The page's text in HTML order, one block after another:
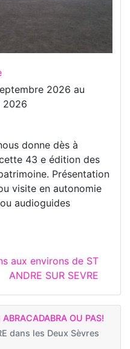
2026 au
2026
donne dès à
43 e édition des
Présentation
visite en autonomie
audioguides
aux environs de ST
ANDRE SUR SEVRE
OU PAS!
dans les Deux Sèvres